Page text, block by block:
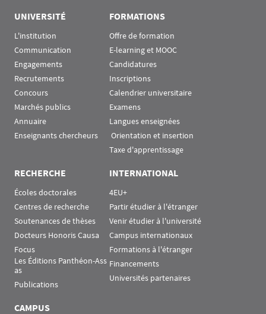
UNIVERSITÉ
L'institution
Communication
Engagements
Recrutements
Concours
Marchés publics
Annuaire
Enseignants chercheurs
FORMATIONS
Offre de formation
E-learning et MOOC
Candidatures
Inscriptions
Calendrier universitaire
Examens
Langues enseignées
Orientation et insertion
Taxe d'apprentissage
RECHERCHE
Écoles doctorales
Centres de recherche
Soutenances de thèses
Docteurs Honoris Causa
Focus
Les Éditions Panthéon-Ass
as
Publications
INTERNATIONAL
4EU+
Partir étudier à l'étranger
Venir étudier à l'université
Campus internationaux
Formations à l'étranger
Financements
Universités partenaires
CAMPUS